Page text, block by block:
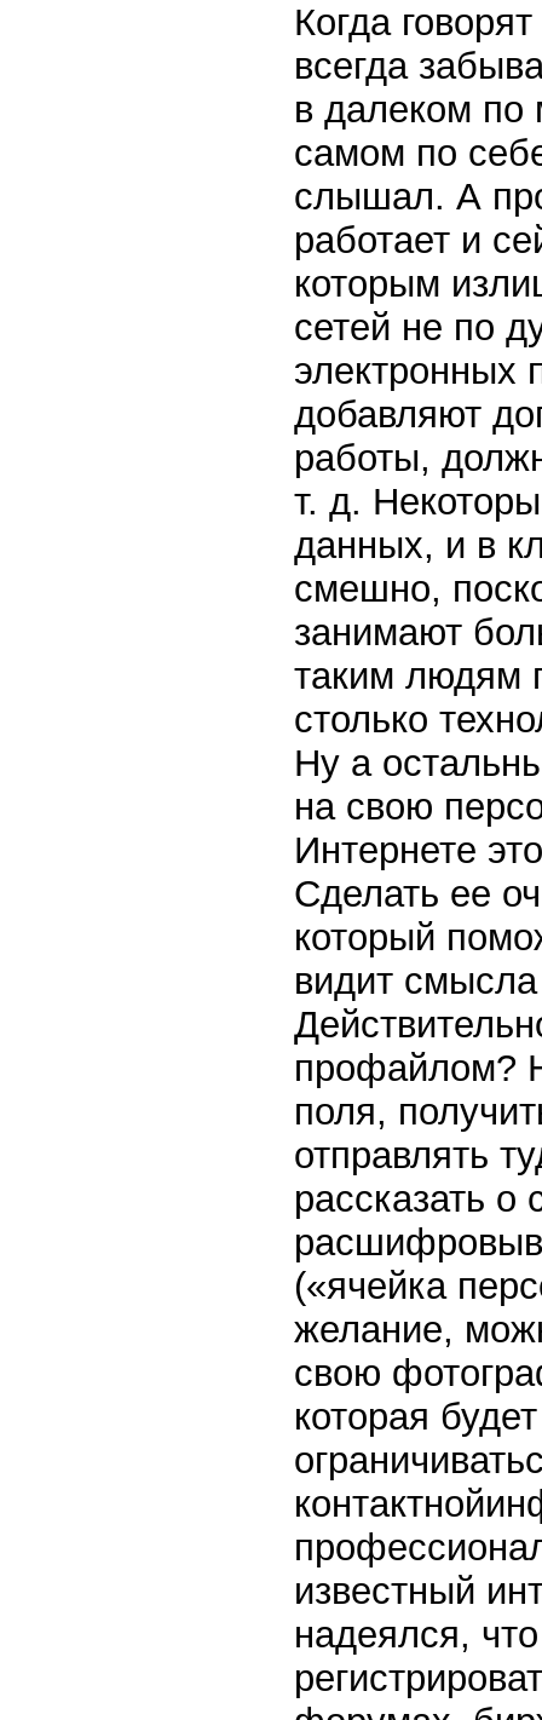
Когда
всегда
в далеком по
самом по
слышал. А
работает и
которым
сетей не по
электронных
добавляют
работы,
т. д.
данных, и в
смешно,
занимают
таким людям
столько
Ну а
на свою
Интернете
Сделать ее
который
видит
профайлом?
поля,
отправлять
рассказать о
(«ячейка
желание,
свою
которая
известный
надеялся,